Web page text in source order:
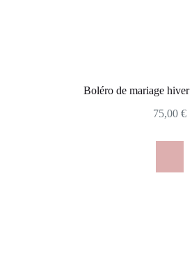
Boléro de mariage
75,00 €